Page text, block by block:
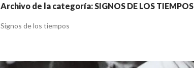
Archivo de la categoría: SIGNOS DE LOS TIEMPOS
Signos de los tiempos